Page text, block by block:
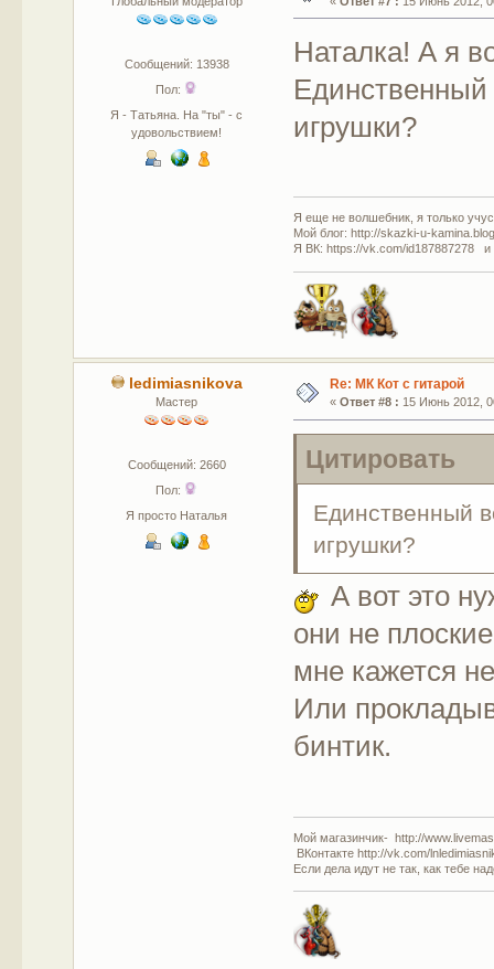
Сообщений: 13938
Пол:
Я - Татьяна. На "ты" - с
удовольствием!
Наталка! А я
Единственный
игрушки?
Я еще не волшебник, я только
Мой блог: http://skazki-u-
Я ВК: https://vk.com/id187887278 и
ledimiasnikova
Мастер
Сообщений: 2660
Пол:
Я просто Наталья
Re: МК Кот с гитарой
« Ответ #8 : 15 Июнь 2012,
Цитировать
Единственный
игрушки?
А вот это
они не
мне кажется
Или
бинтик.
Мой магазинчик- http://
ВКонтакте http://vk.com/
Если дела идут не так, как тебе